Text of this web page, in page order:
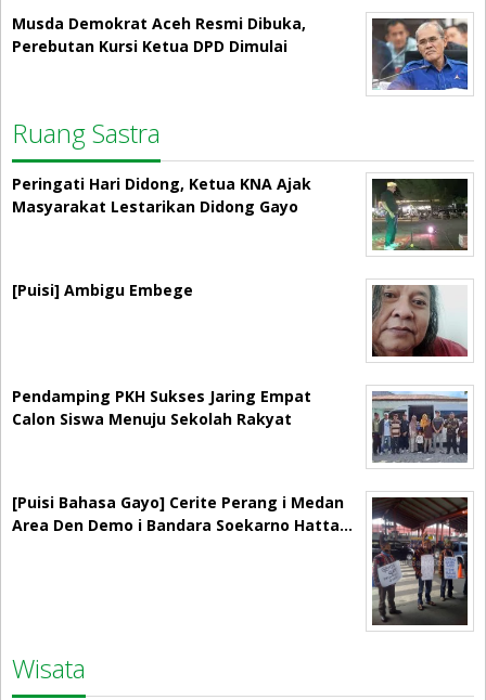
Musda Demokrat Aceh Resmi Dibuka,
Perebutan Kursi Ketua DPD Dimulai
Ruang Sastra
Peringati Hari Didong, Ketua KNA Ajak
Masyarakat Lestarikan Didong Gayo
[Puisi] Ambigu Embege
Pendamping PKH Sukses Jaring Empat
Calon Siswa Menuju Sekolah Rakyat
[Puisi Bahasa Gayo] Cerite Perang i Medan
Area Den Demo i Bandara Soekarno Hatta…
Wisata